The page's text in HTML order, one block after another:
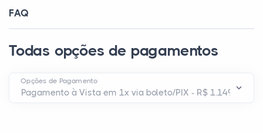
FAQ
Todas opções de pagamentos
Opções de Pagamento